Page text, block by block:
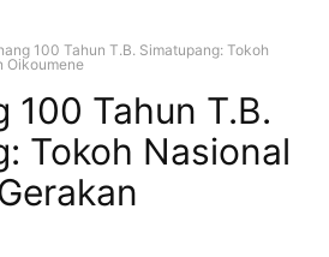
100 Tahun T.B. Simatupang: Tokoh
Oikoumene
100 Tahun T.B.
Tokoh Nasional